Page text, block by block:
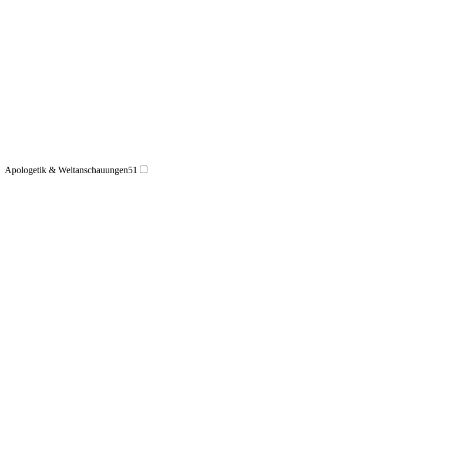
Apologetik & Weltanschauungen51